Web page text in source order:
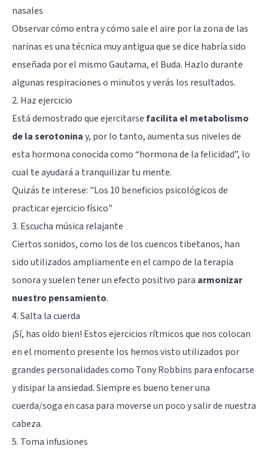
nasales
Observar cómo entra y cómo sale el aire por la zona de las
narinas es una técnica muy antigua que se dice habría sido
enseñada por el mismo Gautama, el Buda. Hazlo durante
algunas respiraciones o minutos y verás los resultados.
2. Haz ejercicio
Está demostrado que ejercitarsefacilita el metabolismo
de la serotoninay, por lo tanto, aumenta sus niveles de
esta hormona conocida como “hormona de la felicidad”, lo
cual te ayudará a tranquilizar tu mente.
Quizás te interese: "Los 10 beneficios psicológicos de
practicar ejercicio físico"
3. Escucha música relajante
Ciertos sonidos, como los de los cuencos tibetanos, han
sido utilizados ampliamente en el campo de la terapia
sonora y suelen tener un efecto positivo para armonizar
nuestro pensamiento.
4. Salta la cuerda
¡Sí, has oído bien! Estos ejercicios rítmicos que nos colocan
en el momento presente los hemos visto utilizados por
grandes personalidades como Tony Robbins para enfocarse
y disipar la ansiedad. Siempre es bueno tener una
cuerda/soga en casa para moverse un poco y salir de nuestra
cabeza.
5. Toma infusiones